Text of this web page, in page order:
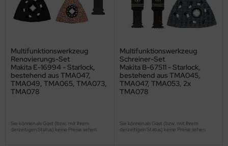
Multifunktionswerkzeug
Renovierungs-Set
Makita E-16994 - Starlock,
bestehend aus TMA047,
TMA049, TMA065, TMA073,
TMA078
Sie können als Gast (bzw. mit Ihrem
derzeitigen Status) keine Preise sehen.
Multifunktionswerkzeug
Schreiner-Set
Makita B-67511 - Starlock,
bestehend aus TMA045,
TMA047, TMA053, 2x
TMA078
Sie können als Gast (bzw. mit Ihrem
derzeitigen Status) keine Preise sehen.